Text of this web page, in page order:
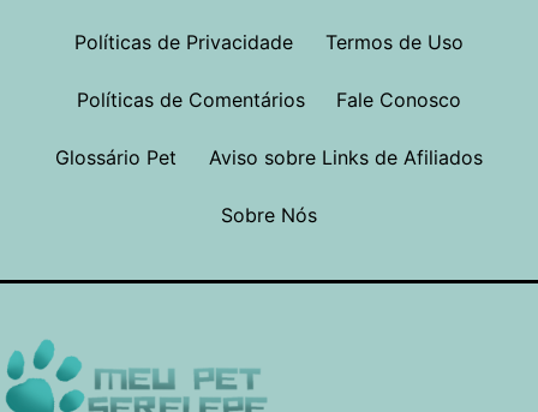
Políticas de Privacidade Termos de Uso
Políticas de Comentários Fale Conosco
Glossário Pet Aviso sobre Links de Afiliados
Sobre Nós